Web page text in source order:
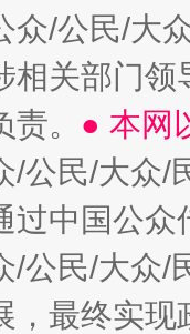
众/公民/大
相关部门
。 ● 本网
/公民/大众
过中国公
/公民/大众
，最终实